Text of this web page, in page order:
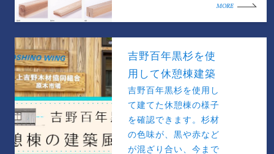
MORE
吉野百年黒杉を使
用して休憩棟建築
吉野百年黒杉を使用し
て建てた休憩棟の様子
を確認できます。杉材
の色味が、黒や赤など
が混ざり合い、今まで